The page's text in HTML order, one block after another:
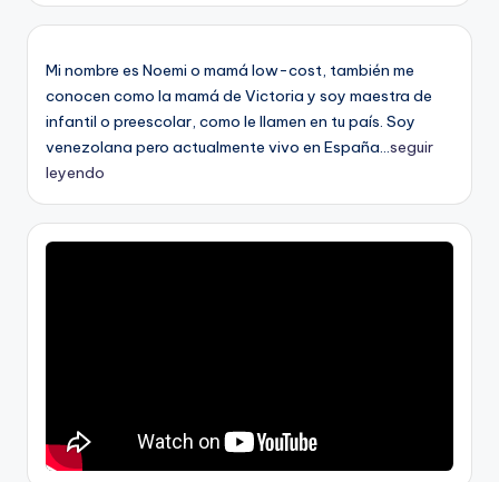
Mi nombre es Noemi o mamá low-cost, también me
conocen como la mamá de Victoria y soy maestra de
infantil o preescolar, como le llamen en tu país. Soy
venezolana pero actualmente vivo en España...seguir
leyendo